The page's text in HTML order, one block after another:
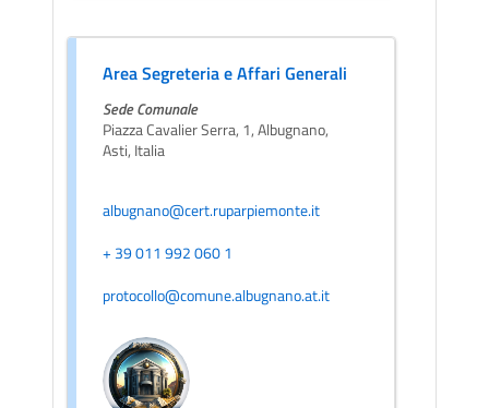
Area Segreteria e Affari Generali
Sede Comunale
Piazza Cavalier Serra, 1, Albugnano,
Asti, Italia
albugnano@cert.ruparpiemonte.it
+ 39 011 992 060 1
protocollo@comune.albugnano.at.it